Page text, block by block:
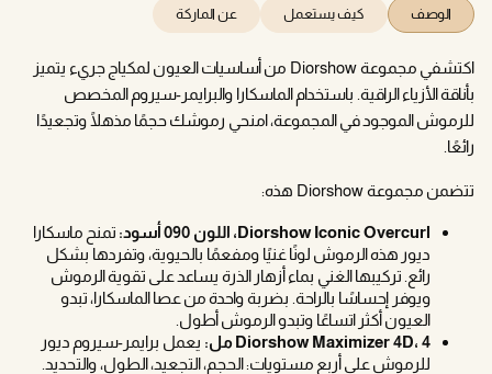
الوصف كيف يستعمل عن الماركة
اكتشفي مجموعة Diorshow من أساسيات العيون لمكياج جريء يتميز
بأناقة الأزياء الراقية. باستخدام الماسكارا والبرايمر-سيروم المخصص
للرموش الموجود في المجموعة، امنحي رموشك حجمًا مذهلًا وتجعيدًا
رائعًا.
تتضمن مجموعة Diorshow هذه:
Diorshow Iconic Overcurl، اللون 090 أسود:
تمنح ماسكارا
ديور هذه الرموش لونًا غنيًا ومفعمًا بالحيوية، وتفردها بشكل
رائع. تركيبها الغني بماء أزهار الذرة يساعد على تقوية الرموش
ويوفر إحساسًا بالراحة. بضربة واحدة من عصا الماسكارا، تبدو
العيون أكثر اتساعًا وتبدو الرموش أطول.
Diorshow Maximizer 4D، 4 مل:
يعمل برايمر-سيروم ديور
للرموش على أربع مستويات: الحجم، التجعيد، الطول، والتحديد.